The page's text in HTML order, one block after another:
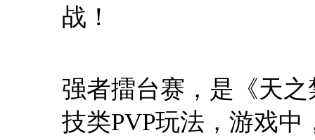
战！
强者擂台赛，是《天
技类PVP玩法，游戏